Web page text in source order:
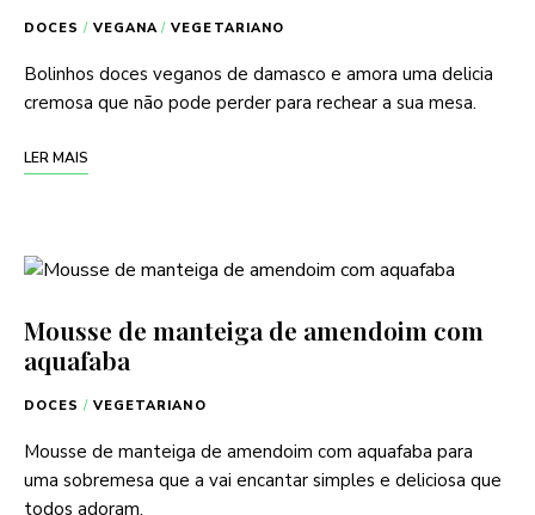
DOCES / VEGANA / VEGETARIANO
Bolinhos doces veganos de damasco e amora uma delicia
cremosa que não pode perder para rechear a sua mesa.
LER MAIS
Mousse de manteiga de amendoim com
aquafaba
DOCES / VEGETARIANO
Mousse de manteiga de amendoim com aquafaba para
uma sobremesa que a vai encantar simples e deliciosa que
todos adoram.